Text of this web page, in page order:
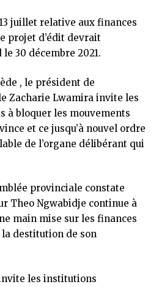
juillet relative aux finances
projet d’édit devrait
30 décembre 2021.
, le président de
Zacharie Lwamira invite les
à bloquer les mouvements
et ce jusqu’à nouvel ordre
de l’organe délibérant qui
provinciale constate
Theo Ngwabidje continue à
main mise sur les finances
destitution de son
les institutions